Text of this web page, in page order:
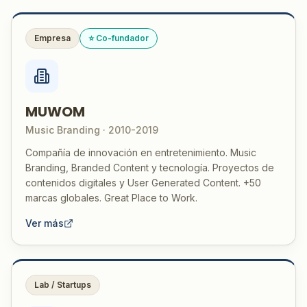
Empresa ⭐ Co-fundador
MUWOM
Music Branding · 2010-2019
Compañía de innovación en entretenimiento. Music
Branding, Branded Content y tecnología. Proyectos de
contenidos digitales y User Generated Content. +50
marcas globales. Great Place to Work.
Ver más
Lab / Startups